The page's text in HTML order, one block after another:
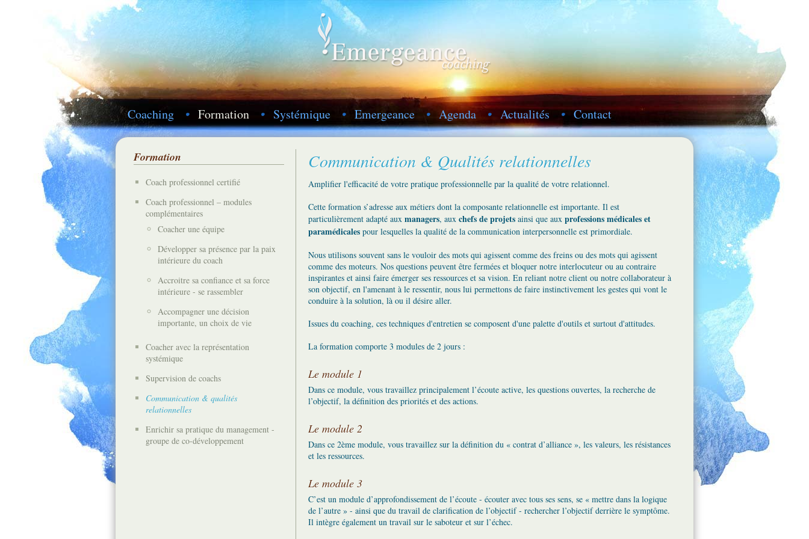
Coaching Formation Systémique Emergeance Agenda Actualités Contact
Formation
Coach professionnel certifié
Coach professionnel – modules
complémentaires
Coacher une équipe
Développer sa présence par la paix
intérieure du coach
Accroitre sa confiance et sa force
intérieure - se rassembler
Accompagner une décision
importante, un choix de vie
Coacher avec la représentation
systémique
Supervision de coachs
Communication & qualités
relationnelles
Enrichir sa pratique du management -
groupe de co-développement
Communication & Qualités relationnelles
Amplifier l'efficacité de votre pratique professionnelle par la qualité de votre relationnel.
Cette formation s’adresse aux métiers dont la composante relationnelle est importante. Il est
particulièrement adapté aux managers, aux chefs de projets ainsi que aux professions médicales et
paramédicales pour lesquelles la qualité de la communication interpersonnelle est primordiale.
Nous utilisons souvent sans le vouloir des mots qui agissent comme des freins ou des mots qui agissent
comme des moteurs. Nos questions peuvent être fermées et bloquer notre interlocuteur ou au contraire
inspirantes et ainsi faire émerger ses ressources et sa vision. En reliant notre client ou notre collaborateur à
son objectif, en l'amenant à le ressentir, nous lui permettons de faire instinctivement les gestes qui vont le
conduire à la solution, là ou il désire aller.
Issues du coaching, ces techniques d'entretien se composent d'une palette d'outils et surtout d'attitudes.
La formation comporte 3 modules de 2 jours :
Le module 1
Dans ce module, vous travaillez principalement l’écoute active, les questions ouvertes, la recherche de
l’objectif, la définition des priorités et des actions.
Le module 2
Dans ce 2ème module, vous travaillez sur la définition du « contrat d’alliance », les valeurs, les résistances
et les ressources.
Le module 3
C’est un module d’approfondissement de l’écoute - écouter avec tous ses sens, se « mettre dans la logique
de l’autre » - ainsi que du travail de clarification de l’objectif - rechercher l’objectif derrière le symptôme.
Il intègre également un travail sur le saboteur et sur l’échec.